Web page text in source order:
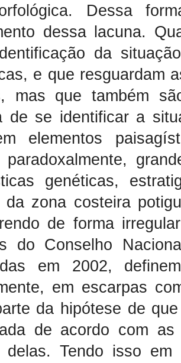
Dessa
dessa lacuna.
da
e que resguardam
mas que também
de se identificar a
elementos
paradoxalmente,
genéticas,
da zona costeira
de forma
do Conselho
em 2002,
em escarpas
da hipótese de
de acordo com
delas. Tendo isso